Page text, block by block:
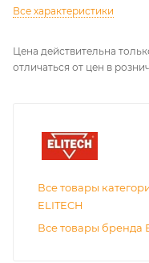
Все характеристики
Цена действительна
отличаться от цен в
Все товары
ELITECH
Все товары бренда